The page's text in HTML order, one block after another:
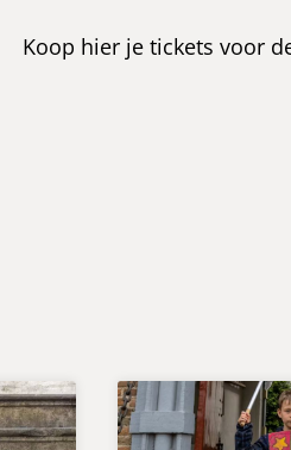
Koop hier je tickets voor